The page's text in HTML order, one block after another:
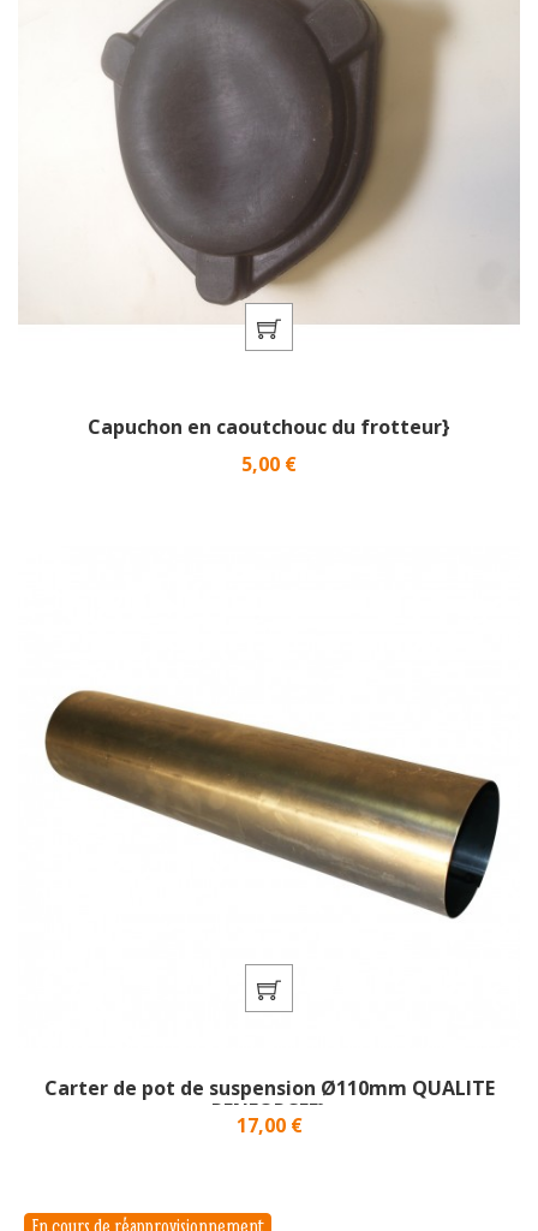
Capuchon en caoutchouc du frotteur}
Prix
5,00 €
Carter de pot de suspension Ø110mm QUALITE
RENFORCEE}
Prix
17,00 €
En cours de réapprovisionnement